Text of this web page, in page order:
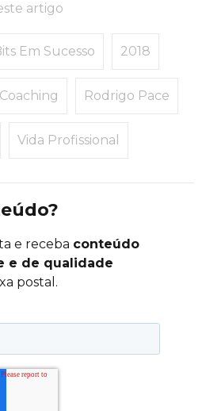
artigo
Em Sucesso 2018
Coaching Rodrigo Pace
Vida Profissional
e receba conteúdo
e de qualidade
postal.